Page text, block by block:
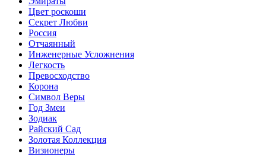
Цвет роскоши
Секрет Любви
Россия
Отчаянный
Инженерные Усложнения
Легкость
Превосходство
Корона
Символ Веры
Год Змеи
Зодиак
Райский Сад
Золотая Коллекция
Визионеры